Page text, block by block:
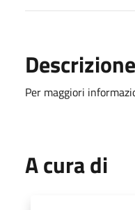
Descrizione
Per maggiori
A cura di